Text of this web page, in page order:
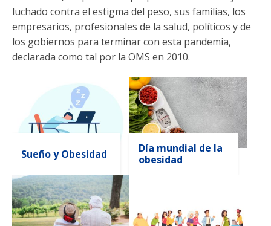
luchado contra el estigma del peso, sus familias, los
empresarios, profesionales de la salud, políticos y de
los gobiernos para terminar con esta pandemia,
declarada como tal por la OMS en 2010.
Sueño y Obesidad
Día mundial de la
obesidad